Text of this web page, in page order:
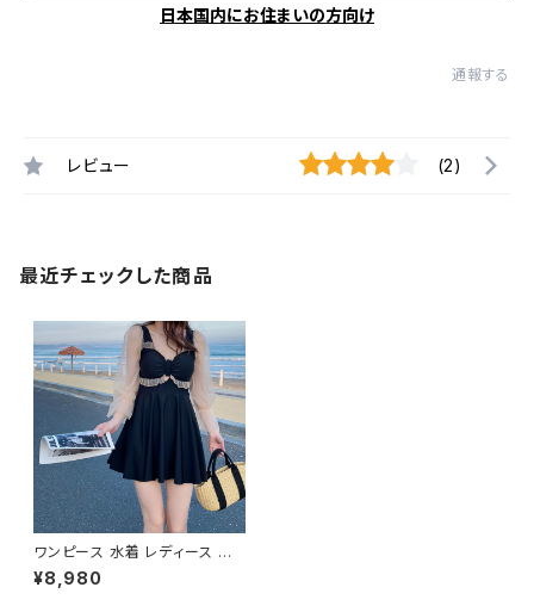
日本国内にお住まいの方向け
通報する
レビュー (2)
最近チェックした商品
ワンピース 水着 レディース 春
夏 秋冬 春 夏 秋 冬 黒 シースル
ーワンピース水着 ワンピース水
¥8,980